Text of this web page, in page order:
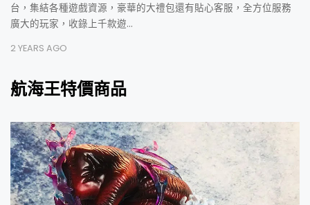
台，集結各種遊戲資源，豪華的大禮包還有貼心客服，全方位服務
廣大的玩家，收錄上千款遊…
2 YEARS AGO
航海王特價商品